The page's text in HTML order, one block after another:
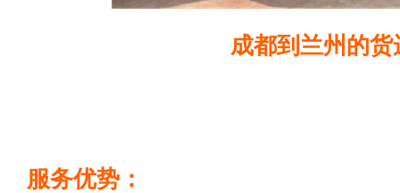
成都到兰州的货
服务优势：